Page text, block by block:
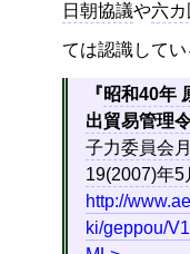
日朝協議や六
ては認識してい
昭和40年
出貿易管理
子力委員会
19(2007)年
http://
ki/geppou/